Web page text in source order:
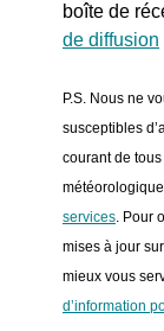
boîte de
de diffusion
P.S. Nous ne
susceptibles
courant de
services. Pour
mises à jour
mieux vous
d’information